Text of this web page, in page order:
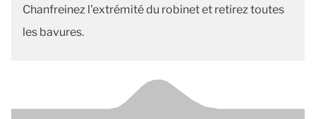
Chanfreinez l'extrémité du robinet et retirez toutes
les bavures.